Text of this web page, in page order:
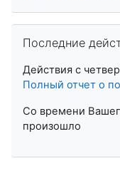
Последние
Действия с
Полный отчет о
Со времени
произошло